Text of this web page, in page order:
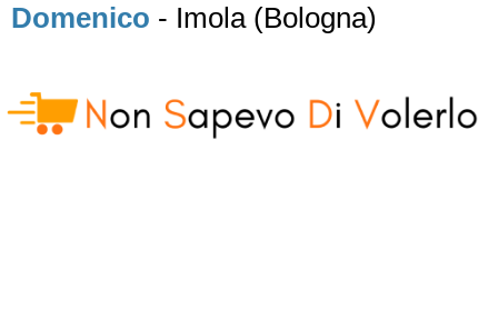
Domenico - Imola (Bologna)